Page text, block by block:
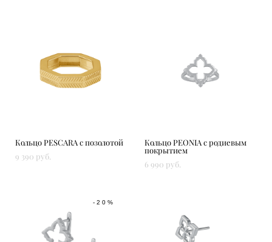
Кольцо PESCARA с позолотой
9 390 pуб.
Кольцо PEONIA с родиевым
покрытием
6 990 pуб.
-20%